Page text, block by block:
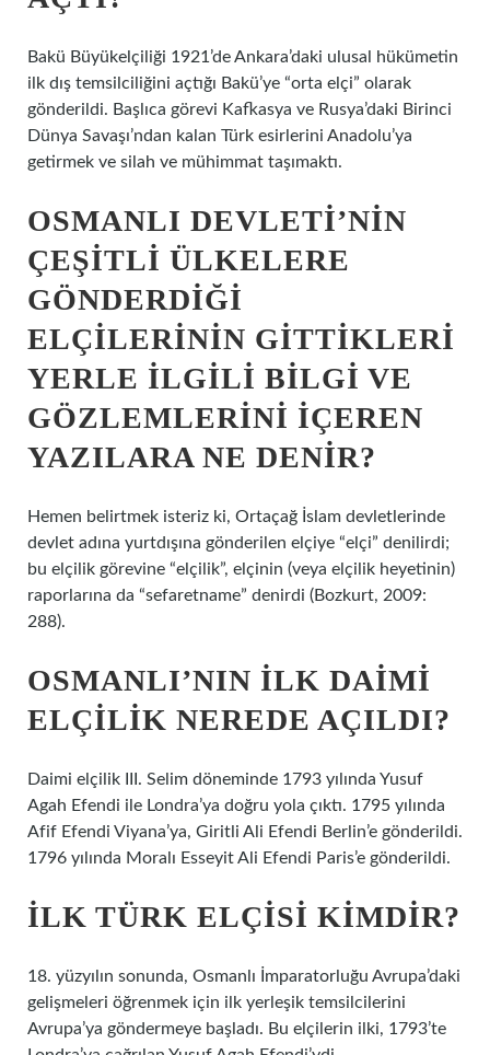
Bakü Büyükelçiliği 1921’de Ankara’daki ulusal hükümetin
ilk dış temsilciliğini açtığı Bakü’ye “orta elçi” olarak
gönderildi. Başlıca görevi Kafkasya ve Rusya’daki Birinci
Dünya Savaşı’ndan kalan Türk esirlerini Anadolu’ya
getirmek ve silah ve mühimmat taşımaktı.
OSMANLI DEVLETI’NIN
ÇEŞITLI ÜLKELERE
GÖNDERDIĞI
ELÇILERININ GITTIKLERI
YERLE ILGILI BILGI VE
GÖZLEMLERINI IÇEREN
YAZILARA NE DENIR?
Hemen belirtmek isteriz ki, Ortaçağ İslam devletlerinde
devlet adına yurtdışına gönderilen elçiye “elçi” denilirdi;
bu elçilik görevine “elçilik”, elçinin (veya elçilik heyetinin)
raporlarına da “sefaretname” denirdi (Bozkurt, 2009:
288).
OSMANLI’NIN ILK DAIMI
ELÇILIK NEREDE AÇILDI?
Daimi elçilik III. Selim döneminde 1793 yılında Yusuf
Agah Efendi ile Londra’ya doğru yola çıktı. 1795 yılında
Afif Efendi Viyana’ya, Giritli Ali Efendi Berlin’e gönderildi.
1796 yılında Moralı Esseyit Ali Efendi Paris’e gönderildi.
İLK TÜRK ELÇISI KIMDIR?
18. yüzyılın sonunda, Osmanlı İmparatorluğu Avrupa’daki
gelişmeleri öğrenmek için ilk yerleşik temsilcilerini
Avrupa’ya göndermeye başladı. Bu elçilerin ilki, 1793’te